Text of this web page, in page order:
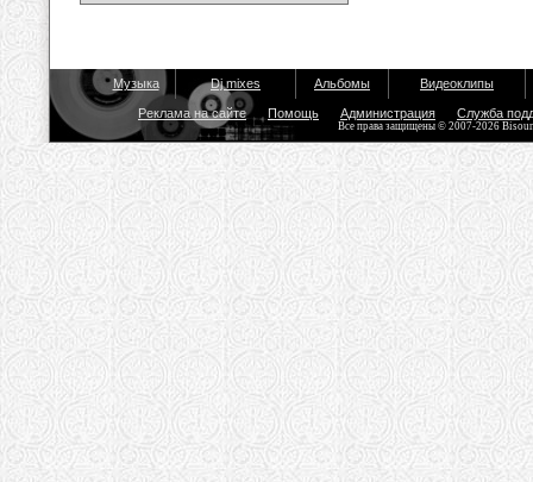
Музыка Dj mixes Альбомы Видеоклипы
Реклама на сайте Помощь Администрация Служба
Все права защищены © 2007-2026